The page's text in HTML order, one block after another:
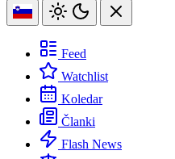
Feed
Watchlist
Koledar
Članki
Flash News